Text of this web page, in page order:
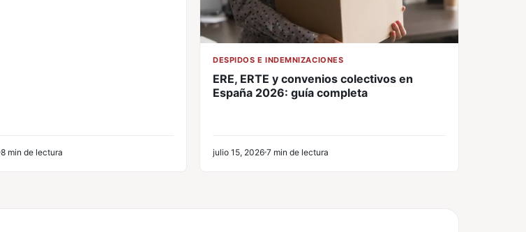
8 min de lectura
DESPIDOS E INDEMNIZACIONES
ERE, ERTE y convenios colectivos en
España 2026: guía completa
julio 15, 2026 7 min de lectura